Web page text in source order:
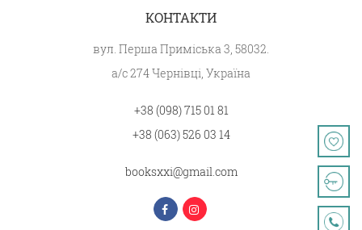
КОНТАКТИ
вул. Перша Приміська 3, 58032.
а/с 274 Чернівці, Україна
+38 (098) 715 01 81
+38 (063) 526 03 14
booksxxi@gmail.com